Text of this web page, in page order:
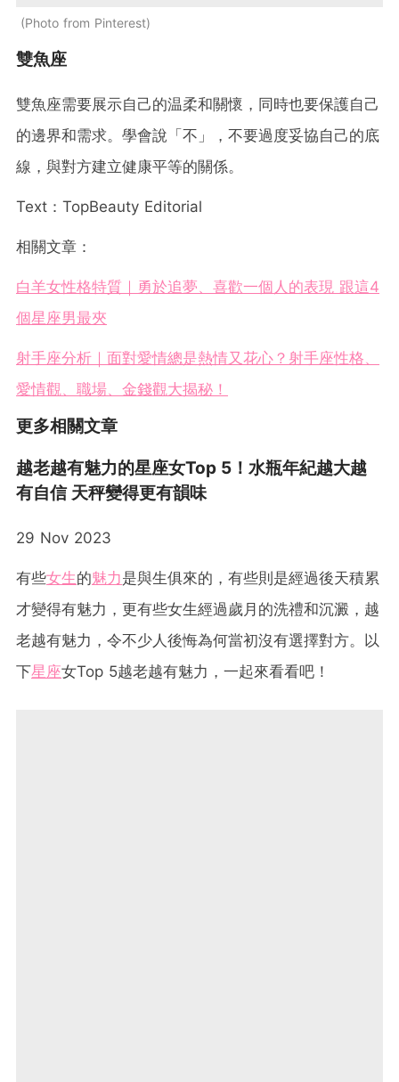
Photo from Pinterest
雙魚座
雙魚座需要展示自己的温柔和關懷，同時也要保護自己
的邊界和需求。學會說「不」，不要過度妥協自己的底
線，與對方建立健康平等的關係。
Text：TopBeauty Editorial
相關文章：
白羊女性格特質｜勇於追夢、喜歡一個人的表現 跟這4
個星座男最夾
射手座分析｜面對愛情總是熱情又花心？射手座性格、
愛情觀、職場、金錢觀大揭秘！
更多相關文章
越老越有魅力的星座女Top 5！水瓶年紀越大越
有自信 天秤變得更有韻味
29 Nov 2023
有些女生的魅力是與生俱來的，有些則是經過後天積累
才變得有魅力，更有些女生經過歲月的洗禮和沉澱，越
老越有魅力，令不少人後悔為何當初沒有選擇對方。以
下星座女Top 5越老越有魅力，一起來看看吧！